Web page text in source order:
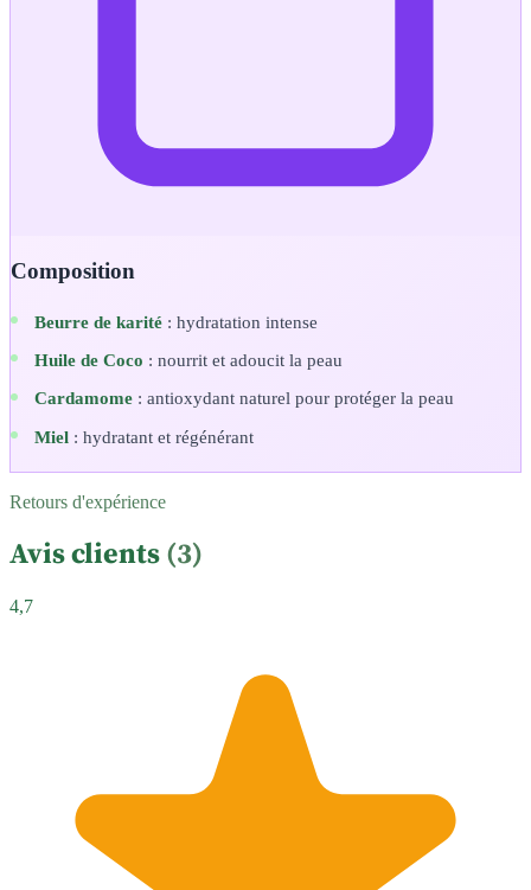
Composition
Beurre de karité : hydratation intense
Huile de Coco : nourrit et adoucit la peau
Cardamome : antioxydant naturel pour protéger la peau
Miel : hydratant et régénérant
Retours d'expérience
Avis clients (3)
4,7